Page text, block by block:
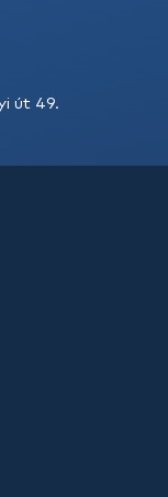
út 49.